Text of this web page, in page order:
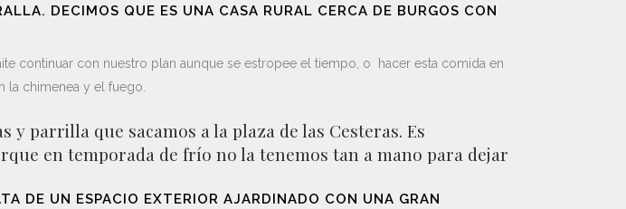
DECIMOS QUE ES UNA CASA RURAL CERCA DE BURGOS CON
continuar con nuestro plan aunque se estropee el tiempo, o hacer esta comida en
la chimenea y el fuego.
parrilla que sacamos a la plaza de las Cesteras. Es
en temporada de frío no la tenemos tan a mano para dejar
DE UN ESPACIO EXTERIOR AJARDINADO CON UNA GRAN